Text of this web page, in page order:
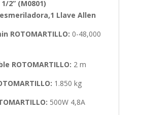
2” (M0801)
Llave Allen
ROTOMARTILLO: 0-48,000
ROTOMARTILLO: 2 m
1.850 kg
500W 4,8A